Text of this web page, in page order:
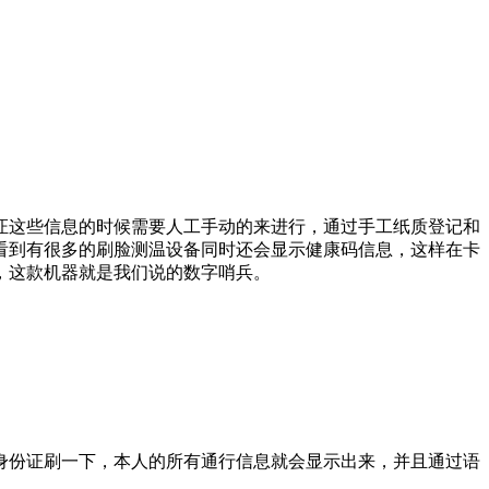
些信息的时候需要人工手动的来进行，通过手工纸质登记和
有很多的刷脸测温设备同时还会显示健康码信息，这样在卡
款机器就是我们说的数字哨兵。
证刷一下，本人的所有通行信息就会显示出来，并且通过语